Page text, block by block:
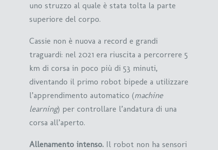
uno struzzo al quale è stata tolta la parte
superiore del corpo.
Cassie non è nuova a record e grandi
traguardi: nel 2021 era riuscita a percorrere 5
km di corsa in poco più di 53 minuti,
diventando il primo robot bipede a utilizzare
l’apprendimento automatico (machine
learning) per controllare l’andatura di una
corsa all’aperto.
Allenamento intenso. Il robot non ha sensori